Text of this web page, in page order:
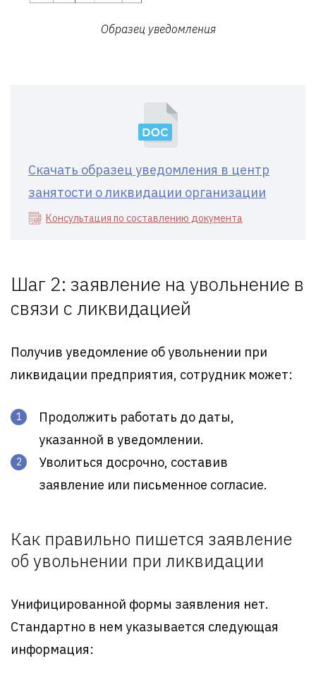
Образец уведомления
Скачать образец уведомления в центр
занятости о ликвидации организации
Консультация по составлению документа
Шаг 2: заявление на увольнение в
связи с ликвидацией
Получив уведомление об увольнении при
ликвидации предприятия, сотрудник может:
Продолжить работать до даты,
указанной в уведомлении.
Уволиться досрочно, составив
заявление или письменное согласие.
Как правильно пишется заявление
об увольнении при ликвидации
Унифицированной формы заявления нет.
Стандартно в нем указывается следующая
информация: